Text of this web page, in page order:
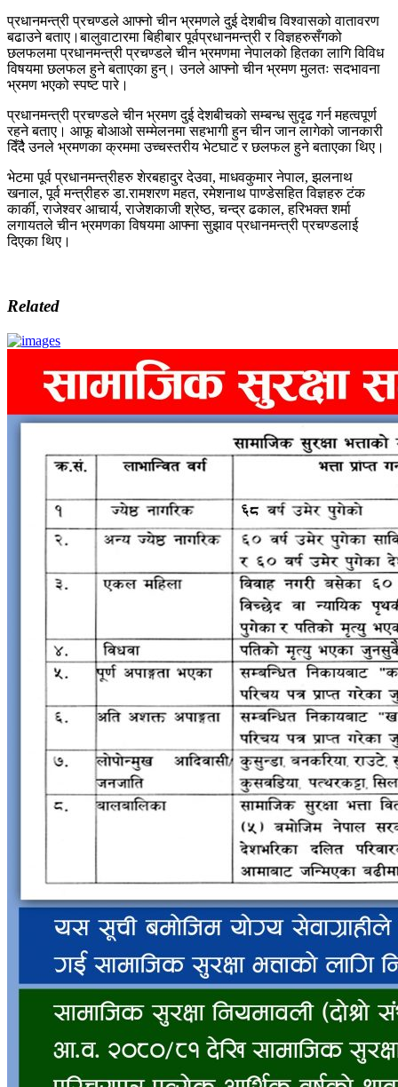
प्रधानमन्त्री प्रचण्डले आफ्नो चीन भ्रमणले दुई देशबीच विश्वासको वातावरण
बढाउने बताए।बालुवाटारमा बिहीबार पूर्वप्रधानमन्त्री र विज्ञहरुसँगको
छलफलमा प्रधानमन्त्री प्रचण्डले चीन भ्रमणमा नेपालको हितका लागि विविध
विषयमा छलफल हुने बताएका हुन्। उनले आफ्नो चीन भ्रमण मुलतः सदभावना
भ्रमण भएको स्पष्ट पारे।
प्रधानमन्त्री प्रचण्डले चीन भ्रमण दुई देशबीचको सम्बन्ध सुदृढ गर्न महत्वपूर्ण
रहने बताए। आफू बोआओ सम्मेलनमा सहभागी हुन चीन जान लागेको जानकारी
दिँदैै उनले भ्रमणका क्रममा उच्चस्तरीय भेटघाट र छलफल हुने बताएका थिए।
भेटमा पूर्व प्रधानमन्त्रीहरु शेरबहादुर देउवा, माधवकुमार नेपाल, झलनाथ
खनाल, पूर्व मन्त्रीहरु डा.रामशरण महत, रमेशनाथ पाण्डेसहित विज्ञहरु टंक
कार्की, राजेश्वर आचार्य, राजेशकाजी श्रेष्ठ, चन्द्र ढकाल, हरिभक्त शर्मा
लगायतले चीन भ्रमणका विषयमा आफ्ना सुझाव प्रधानमन्त्री प्रचण्डलाई
दिएका थिए।
Related